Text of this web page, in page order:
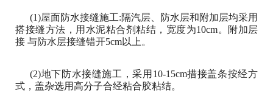
(1)屋面防水接缝施工:隔汽层、防水层和附加层均采用
搭接缝方法，用水泥粘合剂粘结，宽度为10cm。附加层
接 与防水层接缝错开5cm以上。
(2)地下防水接缝施工，采用10-15cm措接盖条按经方
式，盖杂选用高分子合经粘合胶粘结。